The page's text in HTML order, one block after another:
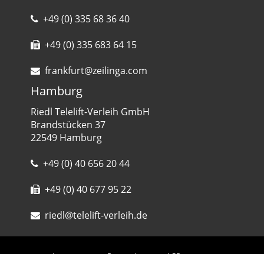
+49 (0) 335 68 36 40
+49 (0) 335 683 64 15
frankfurt@zeilinga.com
Hamburg
Riedl Telelift-Verleih GmbH
Brandstücken 37
22549 Hamburg
+49 (0) 40 656 20 44
+49 (0) 40 677 95 22
riedl@telelift-verleih.de